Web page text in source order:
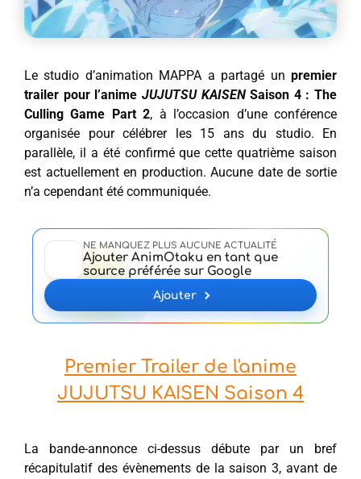
Le studio d’animation MAPPA a partagé un premier
trailer pour l’anime JUJUTSU KAISENSaison 4 : The
Culling Game Part 2, à l’occasion d’une conférence
organisée pour célébrer les 15 ans du studio. En
parallèle, il a été confirmé que cette quatrième saison
est actuellement en production. Aucune date de sortie
n’a cependant été communiquée.
NE MANQUEZ PLUS AUCUNE ACTUALITÉ
Ajouter AnimOtaku en tant que
source préférée sur Google
Ajouter
Premier Trailer de l'anime
JUJUTSU KAISEN Saison 4
La bande-annonce ci-dessus débute par un bref
récapitulatif des évènements de la saison 3, avant de